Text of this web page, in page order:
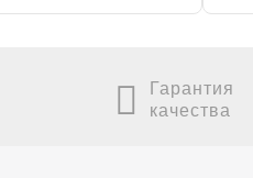
Гарантия
качества